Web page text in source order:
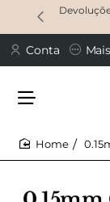
Conta Mais